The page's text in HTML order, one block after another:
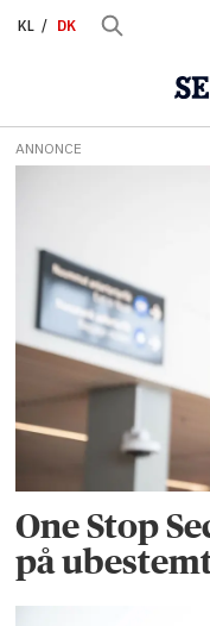
KL DK
Tag:
one
stop
security
ANNONCE
One Stop
på